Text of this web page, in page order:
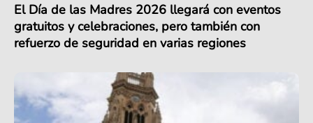
El Día de las Madres 2026 llegará con eventos
gratuitos y celebraciones, pero también con
refuerzo de seguridad en varias regiones